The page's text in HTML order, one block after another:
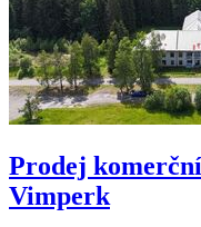
Prodej
Vimperk